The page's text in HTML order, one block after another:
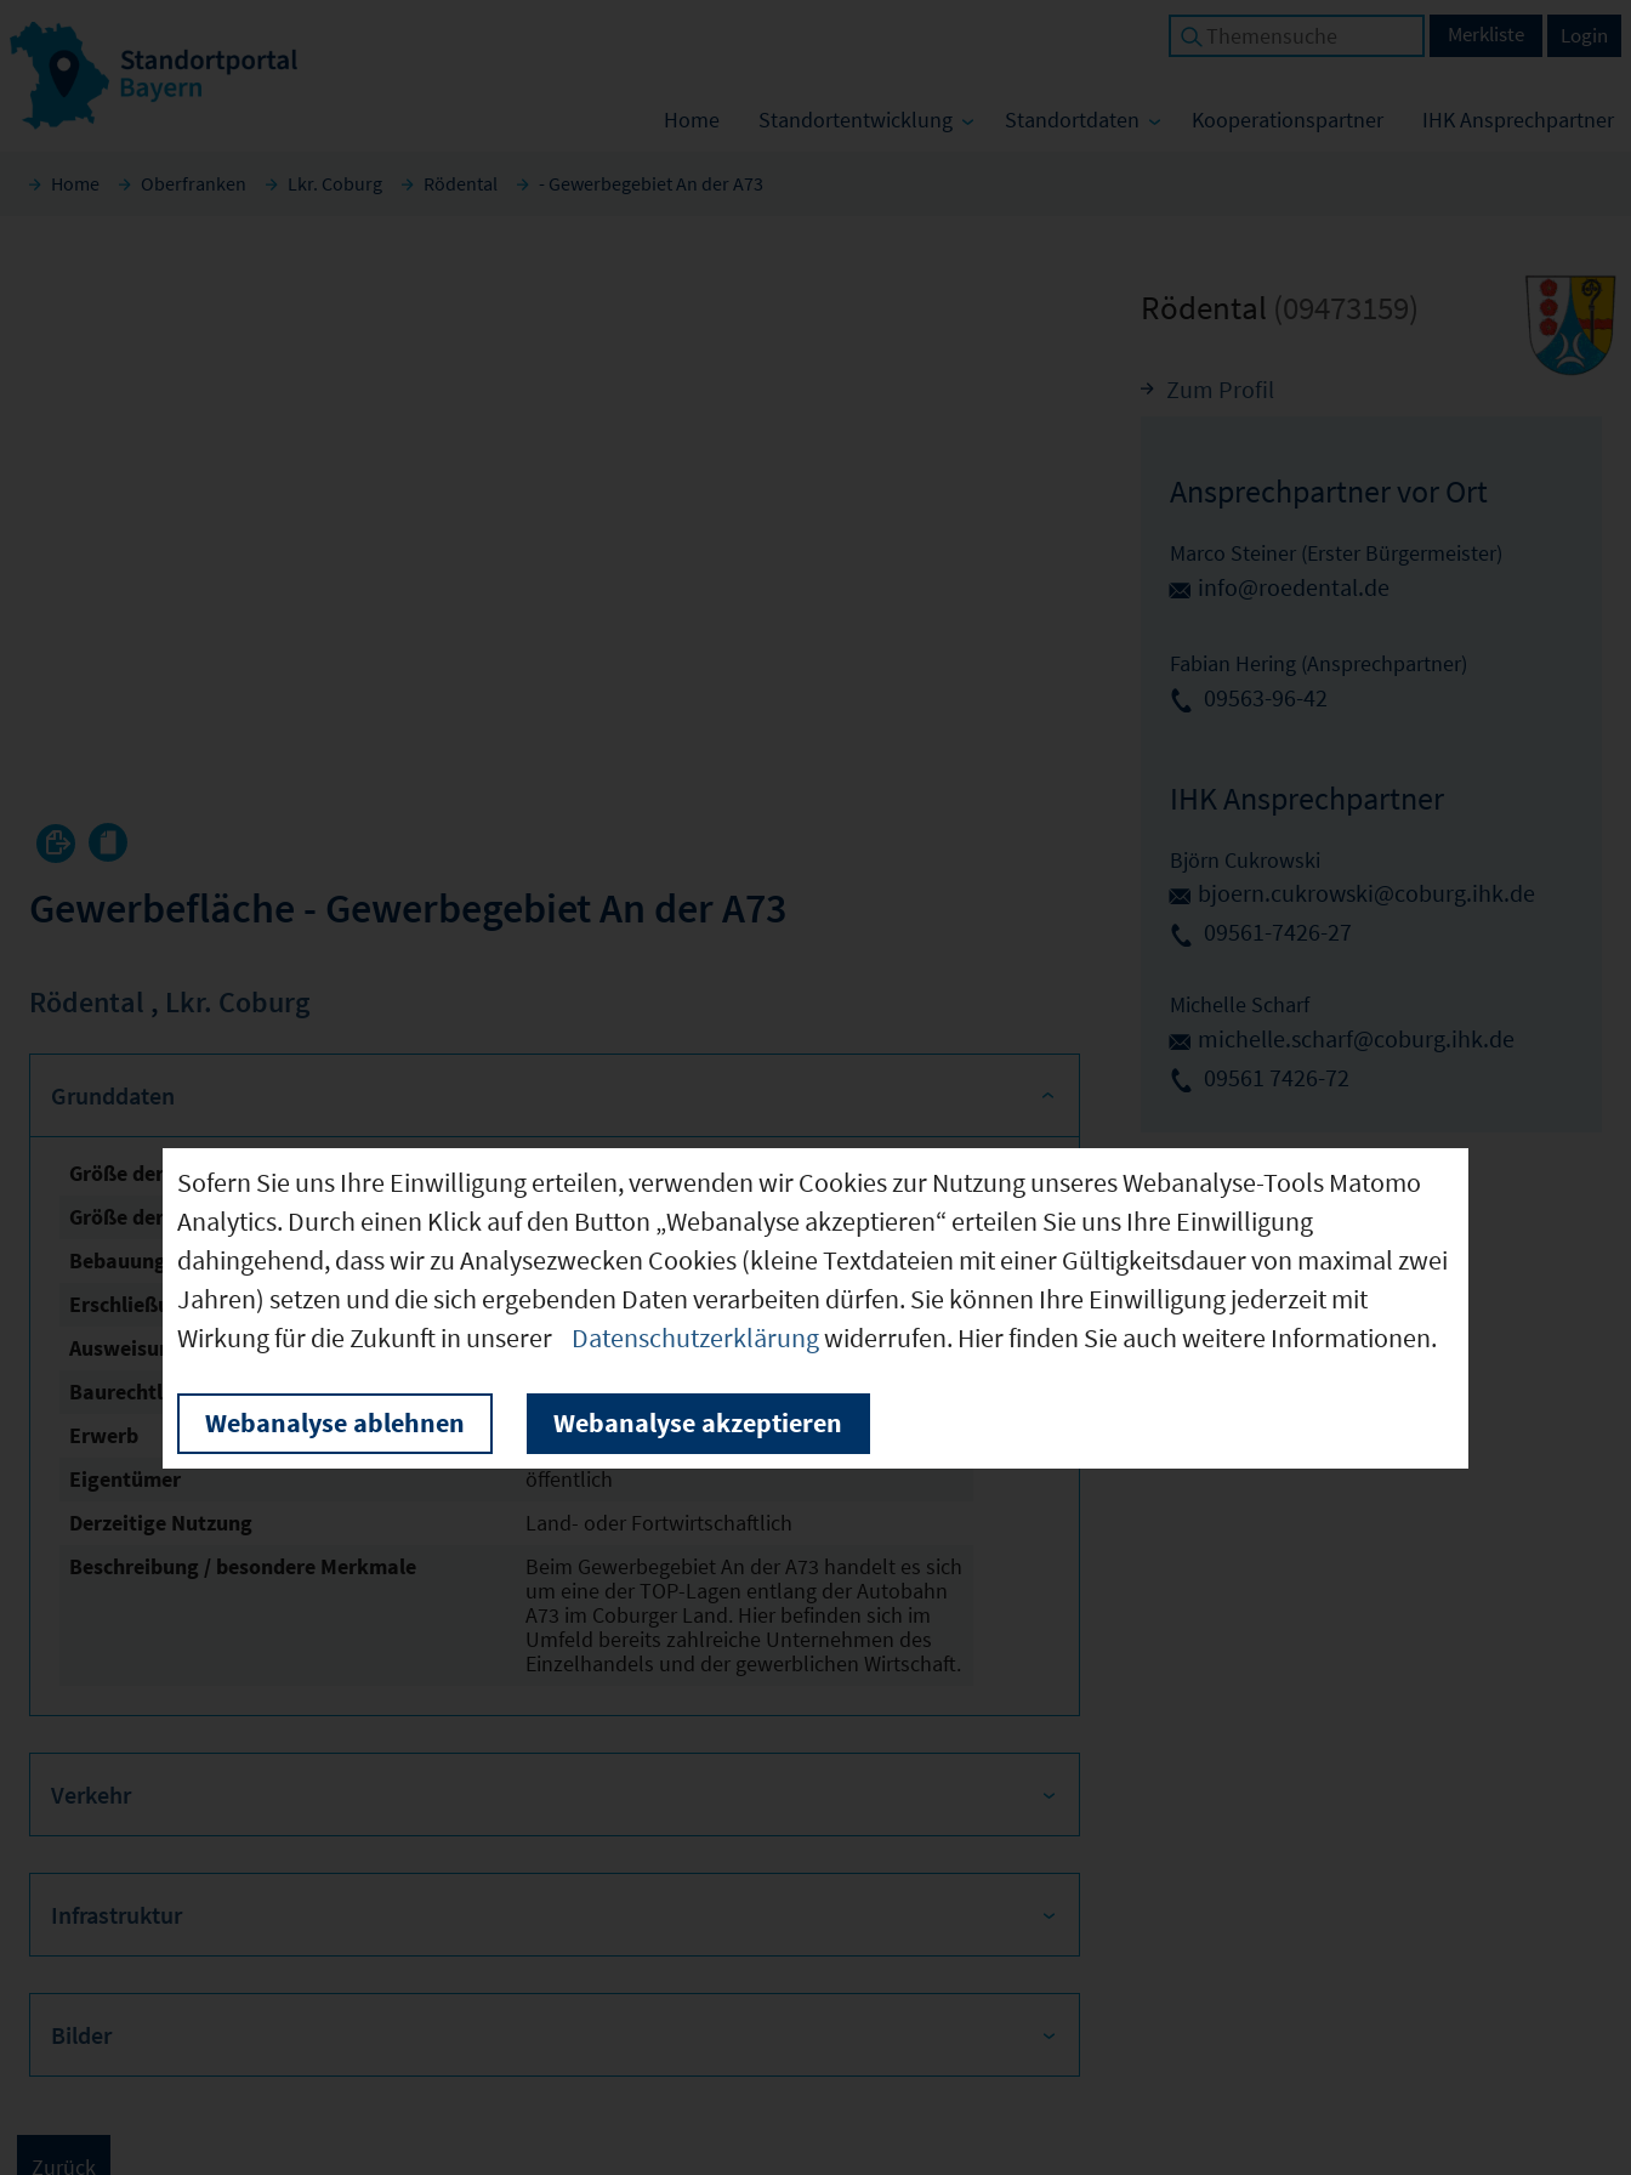
Home Standortentwicklung Standortdaten Kooperationspartner IHK Ansprechpartner
Login
Merkliste
Home Oberfranken Lkr. Coburg Rödental - Gewerbegebiet An der A73
Gewerbefläche - Gewerbegebiet An der A73
Rödental , Lkr. Coburg
Grunddaten
Größe der unbebauten Fläche
23.000 m²
Größe der Fläche mit Baurecht
23.000 m²
Bebauungsplan Status
rechtskräftig
Erschließung
teilweise erschlossen
Ausweisung Nach Bau NVO
Gewerbegebiet (GE)Erläuterungen
Baurechtliche Verfügbarkeit
kurzfristig verfügbar
Erwerb
sofort verfügbar
Eigentümer
öffentlich
Derzeitige Nutzung
Land- oder Fortwirtschaftlich
Beschreibung / besondere Merkmale
Beim Gewerbegebiet An der A73 handelt es sich
um eine der TOP-Lagen entlang der Autobahn
A73 im Coburger Land. Hier befinden sich im
Umfeld bereits zahlreiche Unternehmen des
Einzelhandels und der gewerblichen Wirtschaft.
Verkehr
Infrastruktur
Bilder
Rödental (09473159)
Zum Profil
Ansprechpartner vor Ort
Marco Steiner (Erster Bürgermeister)
info@roedental.de
Fabian Hering (Ansprechpartner)
09563-96-42
IHK Ansprechpartner
Björn Cukrowski
bjoern.cukrowski@coburg.ihk.de
09561-7426-27
Michelle Scharf
michelle.scharf@coburg.ihk.de
09561 7426-72
Sofern Sie uns Ihre Einwilligung erteilen, verwenden wir Cookies zur Nutzung unseres Webanalyse-Tools Matomo
Analytics. Durch einen Klick auf den Button „Webanalyse akzeptieren“ erteilen Sie uns Ihre Einwilligung
dahingehend, dass wir zu Analysezwecken Cookies (kleine Textdateien mit einer Gültigkeitsdauer von maximal zwei
Jahren) setzen und die sich ergebenden Daten verarbeiten dürfen. Sie können Ihre Einwilligung jederzeit mit
Wirkung für die Zukunft in unserer
Datenschutzerklärungwiderrufen. Hier finden Sie auch weitere Informationen.
Webanalyse ablehnen Webanalyse akzeptieren